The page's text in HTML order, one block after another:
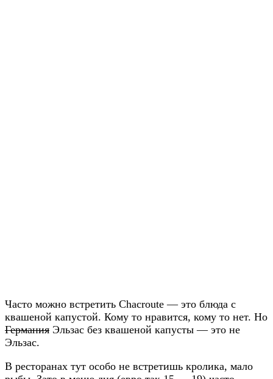
Часто можно встретить Chacroute — это блюда с
квашеной капустой. Кому то нравится, кому то нет. Но
Германия Эльзас без квашеной капусты — это не
Эльзас.
В ресторанах тут особо не встретишь кролика, мало